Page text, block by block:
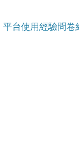
台使用經驗問卷